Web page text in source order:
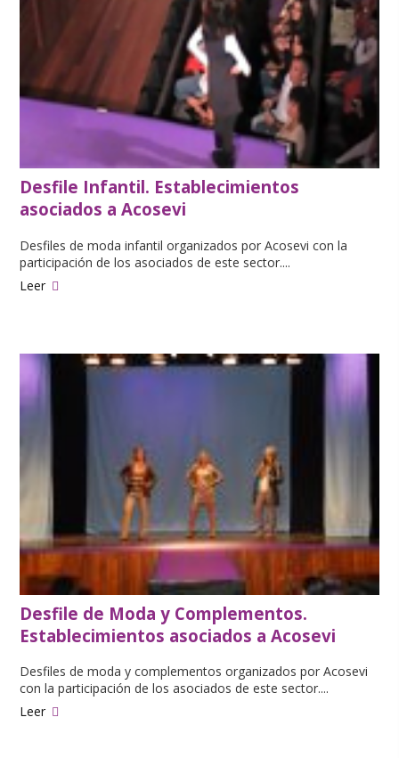
Desfile Infantil. Establecimientos
asociados a Acosevi
Desfiles de moda infantil organizados por Acosevi con la
participación de los asociados de este sector....
Leer
Desfile de Moda y Complementos.
Establecimientos asociados a Acosevi
Desfiles de moda y complementos organizados por Acosevi
con la participación de los asociados de este sector....
Leer